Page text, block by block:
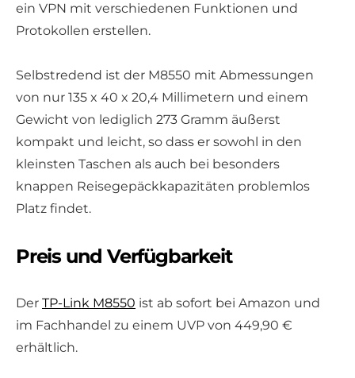
ein VPN mit verschiedenen Funktionen und
Protokollen erstellen.
Selbstredend ist der M8550 mit Abmessungen
von nur 135 x 40 x 20,4 Millimetern und einem
Gewicht von lediglich 273 Gramm äußerst
kompakt und leicht, so dass er sowohl in den
kleinsten Taschen als auch bei besonders
knappen Reisegepäckkapazitäten problemlos
Platz findet.
Preis und Verfügbarkeit
Der TP-Link M8550 ist ab sofort bei Amazon und
im Fachhandel zu einem UVP von 449,90 €
erhältlich.